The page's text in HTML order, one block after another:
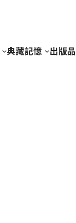
典藏記憶 出版品